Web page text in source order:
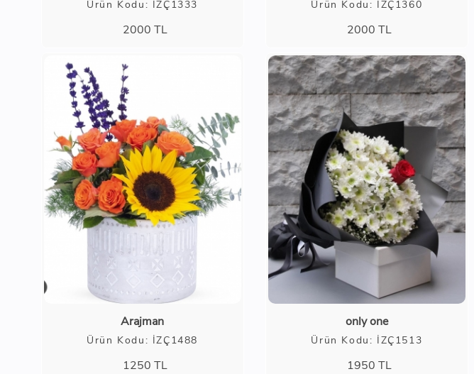
Ürün Kodu: İZÇ1333
2000 TL
Ürün Kodu: İZÇ1360
2000 TL
Arajman
Ürün Kodu: İZÇ1488
1250 TL
only one
Ürün Kodu: İZÇ1513
1950 TL